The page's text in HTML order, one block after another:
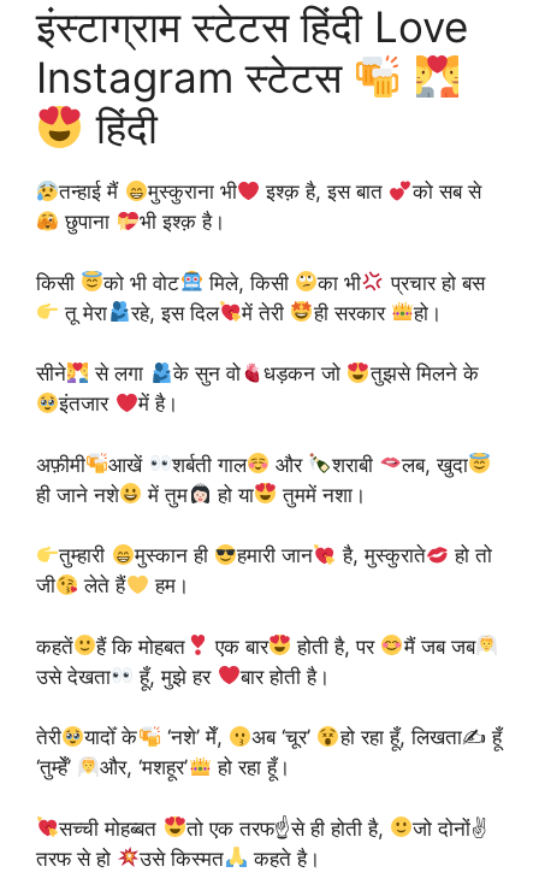
इंस्टाग्राम स्टेटस हिंदी Love
Instagram स्टेटस
हिंदी
तन्हाई मैं मुस्कुराना भी इश्क़ है, इस बात
को सब से
छुपाना
भी इश्क़ है।
किसी को भी वोट मिले, किसी का भी
प्रचार हो बस
तू मेरा
रहे, इस दिल में तेरी ही सरकार हो।
सीने से लगा के सुन वो धड़कन जो
तुझसे मिलने के
इंतजार
में है।
अफ़ीमी आखें शर्बती गाल और शराबी
लब, खुदा
ही जाने नशे
में तुम हो या तुममें नशा।
तुम्हारी मुस्कान ही हमारी जान है, मुस्कुराते
हो तो
जी
लेते हैं हम।
कहतें हैं कि मोहबत एक बार होती है, पर
मैं जब जब
उसे देखता
हूँ, मुझे हर बार होती है।
तेरी यादोँ के ‘नशे’ मेँ, अब ‘चूर’ हो रहा हूँ, लिखता✍हूँ
‘तुम्हेँ’
और, ‘मशहूर’ हो रहा हूँ।
सच्ची मोहब्बत तो एक तरफ☝से ही होती है,
जो दोनों✌
तरफ से हो
उसे किस्मत कहते है।